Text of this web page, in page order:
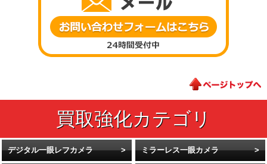
デジタル一眼レフカメラ ミラーレス一眼カメラ